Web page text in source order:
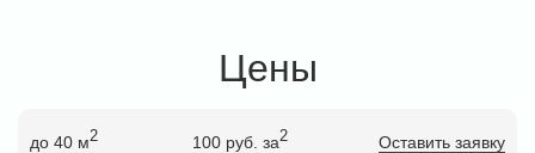
Цены
до 40 м2 100 руб. за2 Оставить заявку